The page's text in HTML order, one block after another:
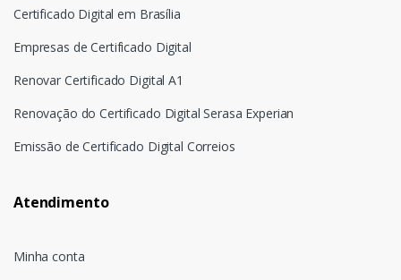
Certificado Digital em Brasília
Empresas de Certificado Digital
Renovar Certificado Digital A1
Renovação do Certificado Digital Serasa Experian
Emissão de Certificado Digital Correios
Atendimento
Minha conta